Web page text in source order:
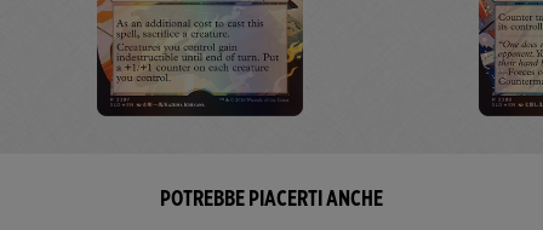
POTREBBE PIACERTI ANCHE